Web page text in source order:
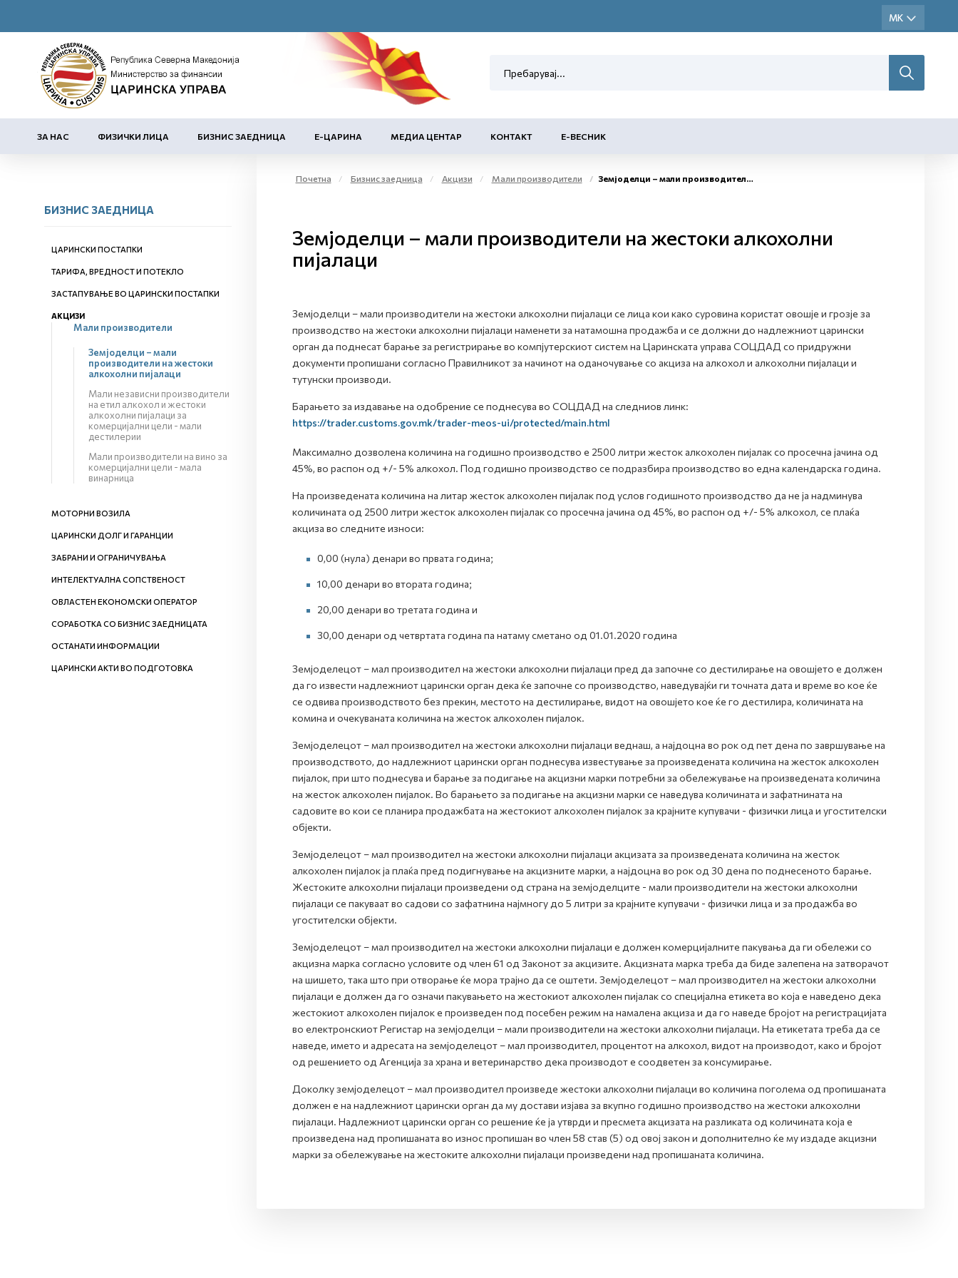
ЗА НАС ФИЗИЧКИ ЛИЦА БИЗНИС ЗАЕДНИЦА Е-ЦАРИНА МЕДИА ЦЕНТАР КОНТАКТ Е-ВЕСНИК
БИЗНИС ЗАЕДНИЦА
ЦАРИНСКИ ПОСТАПКИ
ТАРИФА, ВРЕДНОСТ И ПОТЕКЛО
ЗАСТАПУВАЊЕ ВО ЦАРИНСКИ ПОСТАПКИ
АКЦИЗИ
Мали производители
Земјоделци – мали
производители на жестоки
алкохолни пијалаци
Мали независни производители
на етил алкохол и жестоки
алкохолни пијалаци за
комерцијални цели - мали
дестилерии
Мали производители на вино за
комерцијални цели - мала
винарница
МОТОРНИ ВОЗИЛА
ЦАРИНСКИ ДОЛГ И ГАРАНЦИИ
ЗАБРАНИ И ОГРАНИЧУВАЊА
ИНТЕЛЕКТУАЛНА СОПСТВЕНОСТ
ОВЛАСТЕН ЕКОНОМСКИ ОПЕРАТОР
СОРАБОТКА СО БИЗНИС ЗАЕДНИЦАТА
ОСТАНАТИ ИНФОРМАЦИИ
ЦАРИНСКИ АКТИ ВО ПОДГОТОВКА
Почетна Бизнис заедница Акцизи Мали производители Земјоделци – мали производители на жестоки алкохолни пијалаци
Земјоделци – мали производители на жестоки алкохолни
пијалаци
Земјоделци – мали производители на жестоки алкохолни пијалаци се лица кои како суровина користат овошје и грозје за
производство на жестоки алкохолни пијалаци наменети за натамошна продажба и се должни до надлежниот царински
орган да поднесат барање за регистрирање во компјутерскиот систем на Царинската управа СОЦДАД со придружни
документи пропишани согласно Правилникот за начинот на оданочување со акциза на алкохол и алкохолни пијалаци и
тутунски производи.
Барањето за издавање на одобрение се поднесува во СОЦДАД на следниов линк:
https://trader.customs.gov.mk/trader-meos-ui/protected/main.html
Максимално дозволена количина на годишно производство е 2500 литри жесток алкохолен пијалак со просечна јачина од
45%, во распон од +/- 5% алкохол. Под годишно производство се подразбира производство во една календарска година.
На произведената количина на литар жесток алкохолен пијалак под услов годишното производство да не ја надминува
количината од 2500 литри жесток алкохолен пијалак со просечна јачина од 45%, во распон од +/- 5% алкохол, се плаќа
акциза во следните износи:
0,00 (нула) денари во првата година;
10,00 денари во втората година;
20,00 денари во третата година и
30,00 денари од четвртата година па натаму сметано од 01.01.2020 година
Земјоделецот – мал производител на жестоки алкохолни пијалаци пред да започне со дестилирање на овошјето е должен
да го извести надлежниот царински орган дека ќе започне со производство, наведувајќи ги точната дата и време во кое ќе
се одвива производството без прекин, местото на дестилирање, видот на овошјето кое ќе го дестилира, количината на
комина и очекуваната количина на жесток алкохолен пијалок.
Земјоделецот – мал производител на жестоки алкохолни пијалаци веднаш, а најдоцна во рок од пет дена по завршување на
производството, до надлежниот царински орган поднесува известување за произведената количина на жесток алкохолен
пијалок, при што поднесува и барање за подигање на акцизни марки потребни за обележување на произведената количина
на жесток алкохолен пијалок. Во барањето за подигање на акцизни марки се наведува количината и зафатнината на
садовите во кои се планира продажбата на жестокиот алкохолен пијалок за крајните купувачи - физички лица и угостителски
објекти.
Земјоделецот – мал производител на жестоки алкохолни пијалаци акцизата за произведената количина на жесток
алкохолен пијалок ја плаќа пред подигнување на акцизните марки, а најдоцна во рок од 30 дена по поднесеното барање.
Жестоките алкохолни пијалаци произведени од страна на земјоделците - мали производители на жестоки алкохолни
пијалаци се пакуваат во садови со зафатнина најмногу до 5 литри за крајните купувачи - физички лица и за продажба во
угостителски објекти.
Земјоделецот – мал производител на жестоки алкохолни пијалаци е должен комерцијалните пакувања да ги обележи со
акцизна марка согласно условите од член 61 од Законот за акцизите. Акцизната марка треба да биде залепена на затворачот
на шишето, така што при отворање ќе мора трајно да се оштети. Земјоделецот – мал производител на жестоки алкохолни
пијалаци е должен да го означи пакувањето на жестокиот алкохолен пијалак со специјална етикета во која е наведено дека
жестокиот алкохолен пијалок е произведен под посебен режим на намалена акциза и да го наведе бројот на регистрацијата
во електронскиот Регистар на земјоделци – мали производители на жестоки алкохолни пијалаци. На етикетата треба да се
наведе, името и адресата на земјоделецот – мал производител, процентот на алкохол, видот на производот, како и бројот
од решението од Агенција за храна и ветеринарство дека производот е соодветен за консумирање.
Доколку земјоделецот – мал производител произведе жестоки алкохолни пијалаци во количина поголема од пропишаната
должен е на надлежниот царински орган да му достави изјава за вкупно годишно производство на жестоки алкохолни
пијалаци. Надлежниот царински орган со решение ќе ја утврди и пресмета акцизата на разликата од количината која е
произведена над пропишаната во износ пропишан во член 58 став (5) од овој закон и дополнително ќе му издаде акцизни
марки за обележување на жестоките алкохолни пијалаци произведени над пропишаната количина.